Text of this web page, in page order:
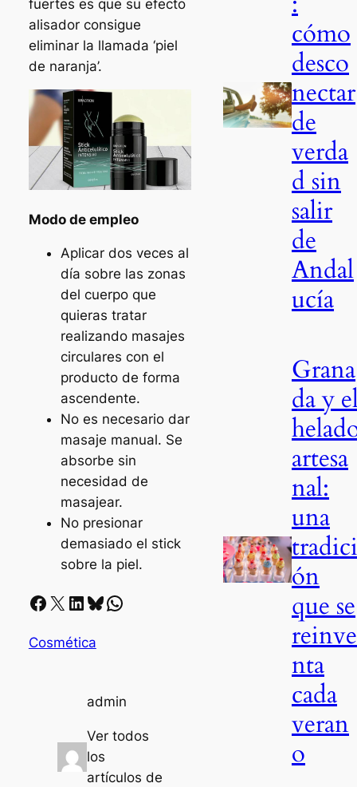
fuertes es que su efecto
alisador consigue
eliminar la llamada ‘piel
de naranja’.
Modo de empleo
Aplicar dos veces al
día sobre las zonas
del cuerpo que
quieras tratar
realizando masajes
circulares con el
producto de forma
ascendente.
No es necesario dar
masaje manual. Se
absorbe sin
necesidad de
masajear.
No presionar
demasiado el stick
sobre la piel.
Facebook X LinkedIn Bluesky Whatsapp
Cosmética
admin
Ver todos
los
artículos de
cómo
desco
nectar
de
verda
d sin
salir
de
Andal
ucía
Grana
da y
artesa
nal:
una
ón
que se
reinve
nta
cada
veran
o